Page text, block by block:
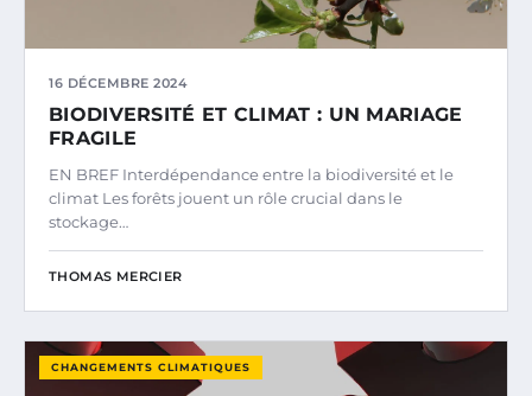
16 DÉCEMBRE 2024
BIODIVERSITÉ ET CLIMAT : UN MARIAGE
FRAGILE
EN BREF Interdépendance entre la biodiversité et le
climat Les forêts jouent un rôle crucial dans le
stockage…
THOMAS MERCIER
CHANGEMENTS CLIMATIQUES